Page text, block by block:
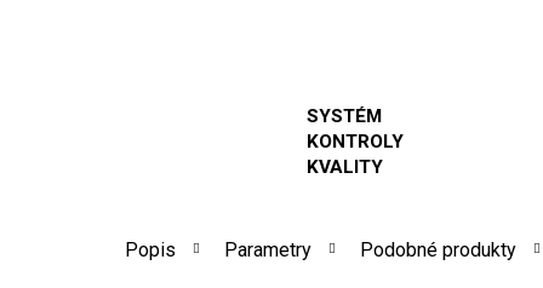
SYSTÉM
KONTROLY
KVALITY
Popis Parametry Podobné produkty